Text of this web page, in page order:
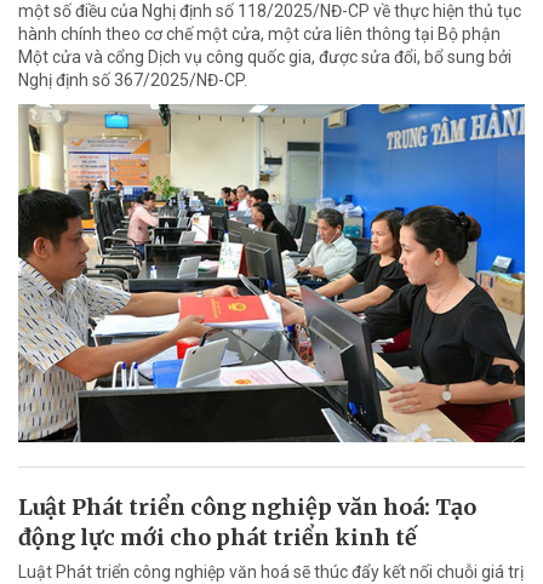
một số điều của Nghị định số 118/2025/NĐ-CP về thực hiện thủ tục
hành chính theo cơ chế một cửa, một cửa liên thông tại Bộ phận
Một cửa và cổng Dịch vụ công quốc gia, được sửa đổi, bổ sung bởi
Nghị định số 367/2025/NĐ-CP.
Luật Phát triển công nghiệp văn hoá: Tạo
động lực mới cho phát triển kinh tế
Luật Phát triển công nghiệp văn hoá sẽ thúc đẩy kết nối chuỗi giá trị